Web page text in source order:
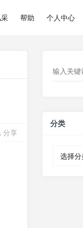
帮助 个人中心
分享
分类